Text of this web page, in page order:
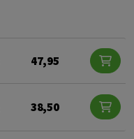
47,95
38,50